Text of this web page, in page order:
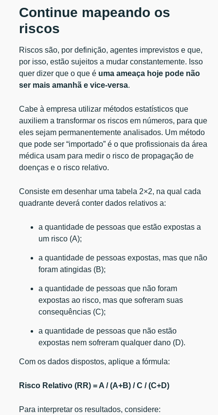
Continue mapeando os
riscos
Riscos são, por definição, agentes imprevistos e que,
por isso, estão sujeitos a mudar constantemente. Isso
quer dizer que o que é uma ameaça hoje pode não
ser mais amanhã e vice-versa.
Cabe à empresa utilizar métodos estatísticos que
auxiliem a transformar os riscos em números, para que
eles sejam permanentemente analisados. Um método
que pode ser “importado” é o que profissionais da área
médica usam para medir o risco de propagação de
doenças e o risco relativo.
Consiste em desenhar uma tabela 2×2, na qual cada
quadrante deverá conter dados relativos a:
a quantidade de pessoas que estão expostas a
um risco (A);
a quantidade de pessoas expostas, mas que não
foram atingidas (B);
a quantidade de pessoas que não foram
expostas ao risco, mas que sofreram suas
consequências (C);
a quantidade de pessoas que não estão
expostas nem sofreram qualquer dano (D).
Com os dados dispostos, aplique a fórmula:
Risco Relativo (RR) = A / (A+B) / C / (C+D)
Para interpretar os resultados, considere: